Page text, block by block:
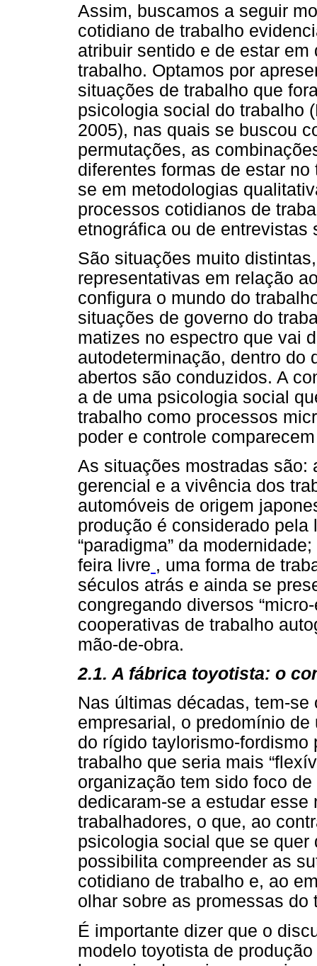
Assim, buscamos a seguir
cotidiano de trabalho
atribuir sentido e de estar
trabalho. Optamos por
situações de trabalho que
psicologia social do trabalho
2005), nas quais se buscou
permutações, as
diferentes formas de estar
se em metodologias
processos cotidianos de
etnográfica ou de entrevistas
São situações muito
representativas em relação
configura o mundo do
situações de governo do
matizes no espectro que vai
autodeterminação, dentro do
abertos são conduzidos. A
a de uma psicologia social
trabalho como processos
poder e controle
As situações mostradas são:
gerencial e a vivência dos
automóveis de origem
produção é considerado
“paradigma” da
feira livre , uma forma de
séculos atrás e ainda se
congregando diversos
cooperativas de trabalho
mão-de-obra.
2.1. A fábrica toyotista: o
Nas últimas décadas, tem-
empresarial, o predomínio
do rígido taylorismo-fordismo
trabalho que seria mais
organização tem sido foco
dedicaram-se a estudar
trabalhadores, o que, ao
psicologia social que se
possibilita compreender as
cotidiano de trabalho e, ao
olhar sobre as promessas do
É importante dizer que o
modelo toyotista de